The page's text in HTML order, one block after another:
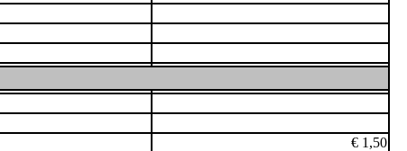
€ 1,50